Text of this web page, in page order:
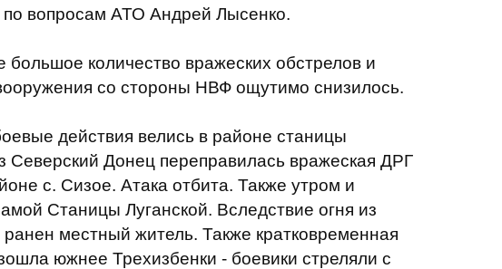
вопросам АТО Андрей Лысенко.
количество вражеских обстрелов и
со стороны НВФ ощутимо снизилось.
действия велись в районе станицы
Северский Донец переправилась вражеская ДРГ
с. Сизое. Атака отбита. Также утром и
Станицы Луганской. Вследствие огня из
ранен местный житель. Также кратковременная
южнее Трехизбенки - боевики стреляли с